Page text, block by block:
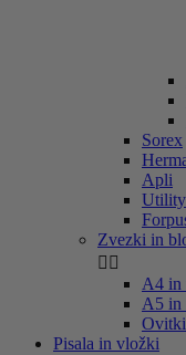
Sorex
Apli
Utility
Zvezki in
 
A4 in
A5 in
Ovitki
Pisala in vložki